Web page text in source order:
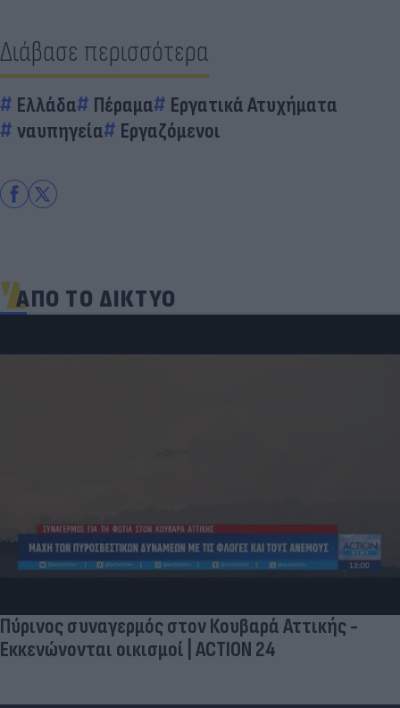
Διάβασε περισσότερα
Ελλάδα Πέραμα
Εργατικά Ατυχήματα
ναυπηγεία
Εργαζόμενοι
ΑΠΟ ΤΟ ΔΙΚΤΥΟ
Και οι μαϊμούδες έχουν κατοικίδια! Οι
επιστήμονες ρίχνουν φως στις "φιλίες" μεταξύ